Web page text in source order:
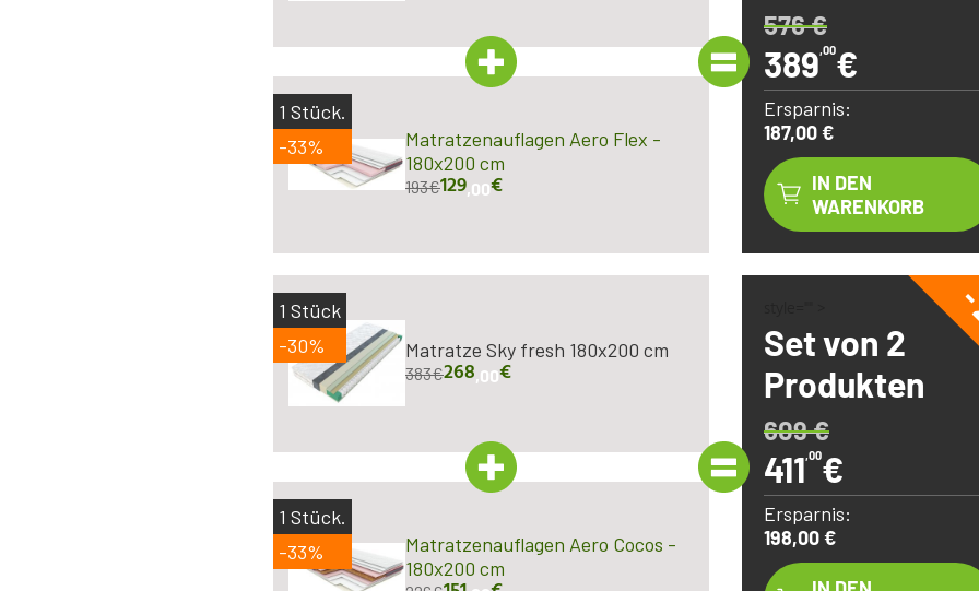
1 Stück.
-33%
Matratzenauflagen Aero Flex -
180x200 cm
193€129,00€
576€
389 ,00€
Ersparnis:
187,00 €
IN DEN
WARENKORB
1 Stück
-30%
Matratze Sky fresh 180x200 cm
383€268,00€
1 Stück.
-33%
Matratzenauflagen Aero Cocos -
180x200 cm
Set von 2
Produkten
609€
411 ,00€
Ersparnis:
198,00 €